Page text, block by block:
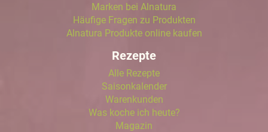
Marken bei Alnatura
Häufige Fragen zu Produkten
Alnatura Produkte online kaufen
Rezepte
Alle Rezepte
Saisonkalender
Warenkunden
Was koche ich heute?
Magazin